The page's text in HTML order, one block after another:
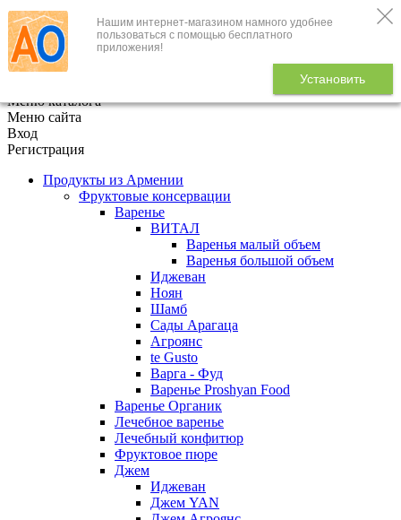
Нашим интернет-магазином намного удобнее
пользоваться с помощью бесплатного
приложения!
Установить
+7 (495) 646-888-1
В корзине
Меню каталога
Меню сайта
Вход
Регистрация
Продукты из Армении
Фруктовые консервации
Варенье
ВИТАЛ
Варенья малый объем
Варенья большой объем
Иджеван
Ноян
Шамб
Сады Арагаца
Агроянс
te Gusto
Варга - Фуд
Варенье Proshyan Food
Варенье Органик
Лечебное варенье
Лечебный конфитюр
Фруктовое пюре
Джем
Иджеван
Джем YAN